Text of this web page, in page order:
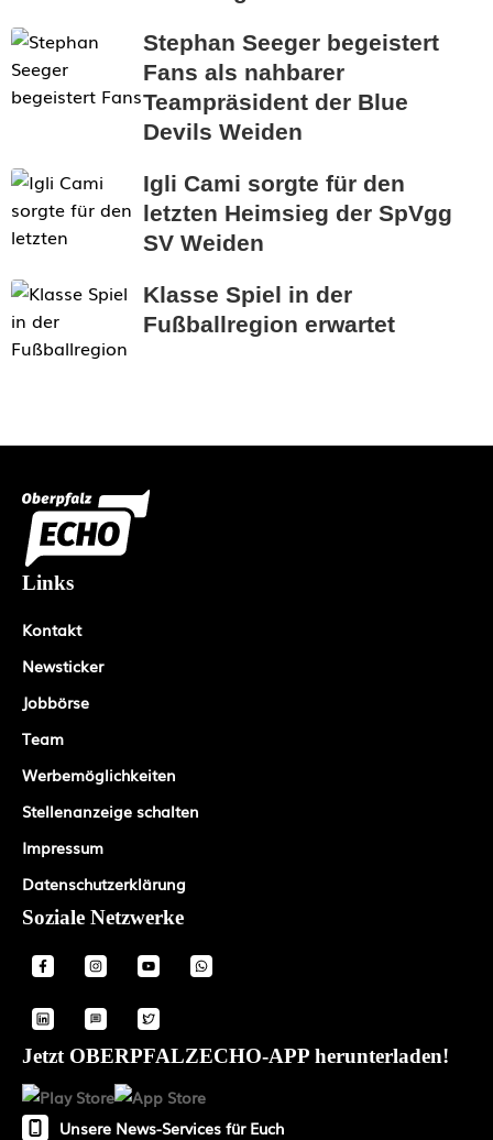
Stephan Seeger begeistert
Fans als nahbarer
Teampräsident der Blue
Devils Weiden
Igli Cami sorgte für den
letzten Heimsieg der SpVgg
SV Weiden
Klasse Spiel in der
Fußballregion erwartet
Links
Kontakt
Newsticker
Jobbörse
Team
Werbemöglichkeiten
Stellenanzeige schalten
Impressum
Datenschutzerklärung
Soziale Netzwerke
Jetzt OBERPFALZECHO-APP herunterladen!
Unsere News-Services für Euch